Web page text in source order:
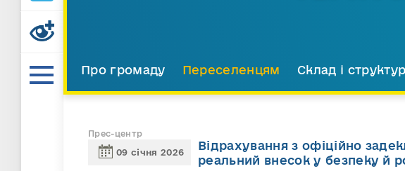
Про громаду Переселенцям Склад і
Прес-центр
09 січня 2026
Відрахування з офіційно
реальний внесок у безпеку й